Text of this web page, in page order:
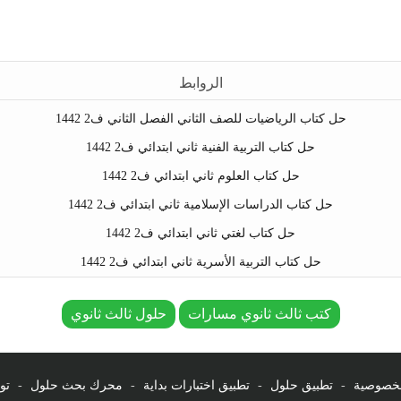
الروابط
حل كتاب الرياضيات للصف الثاني الفصل الثاني ف2 1442
حل كتاب التربية الفنية ثاني ابتدائي ف2 1442
حل كتاب العلوم ثاني ابتدائي ف2 1442
حل كتاب الدراسات الإسلامية ثاني ابتدائي ف2 1442
حل كتاب لغتي ثاني ابتدائي ف2 1442
حل كتاب التربية الأسرية ثاني ابتدائي ف2 1442
كتب ثالث ثانوي مسارات حلول ثالث ثانوي
- تطبيق حلول - تطبيق اختبارات بداية - محرك بحث حلول -